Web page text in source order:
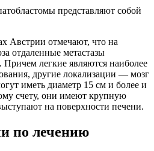
представляют собой
Австрии отмечают, что на
отдаленные метастазы
Причем легкие являются наиболее
другие локализации — мозг
иметь диаметр 15 см и более и
счету, они имеют крупную
на поверхности печени.
по лечению